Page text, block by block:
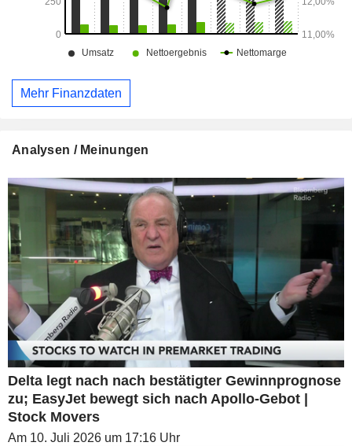
Mehr Finanzdaten
Analysen / Meinungen
Delta legt nach nach bestätigter Gewinnprognose
zu; EasyJet bewegt sich nach Apollo-Gebot |
Stock Movers
Am 10. Juli 2026 um 17:16 Uhr